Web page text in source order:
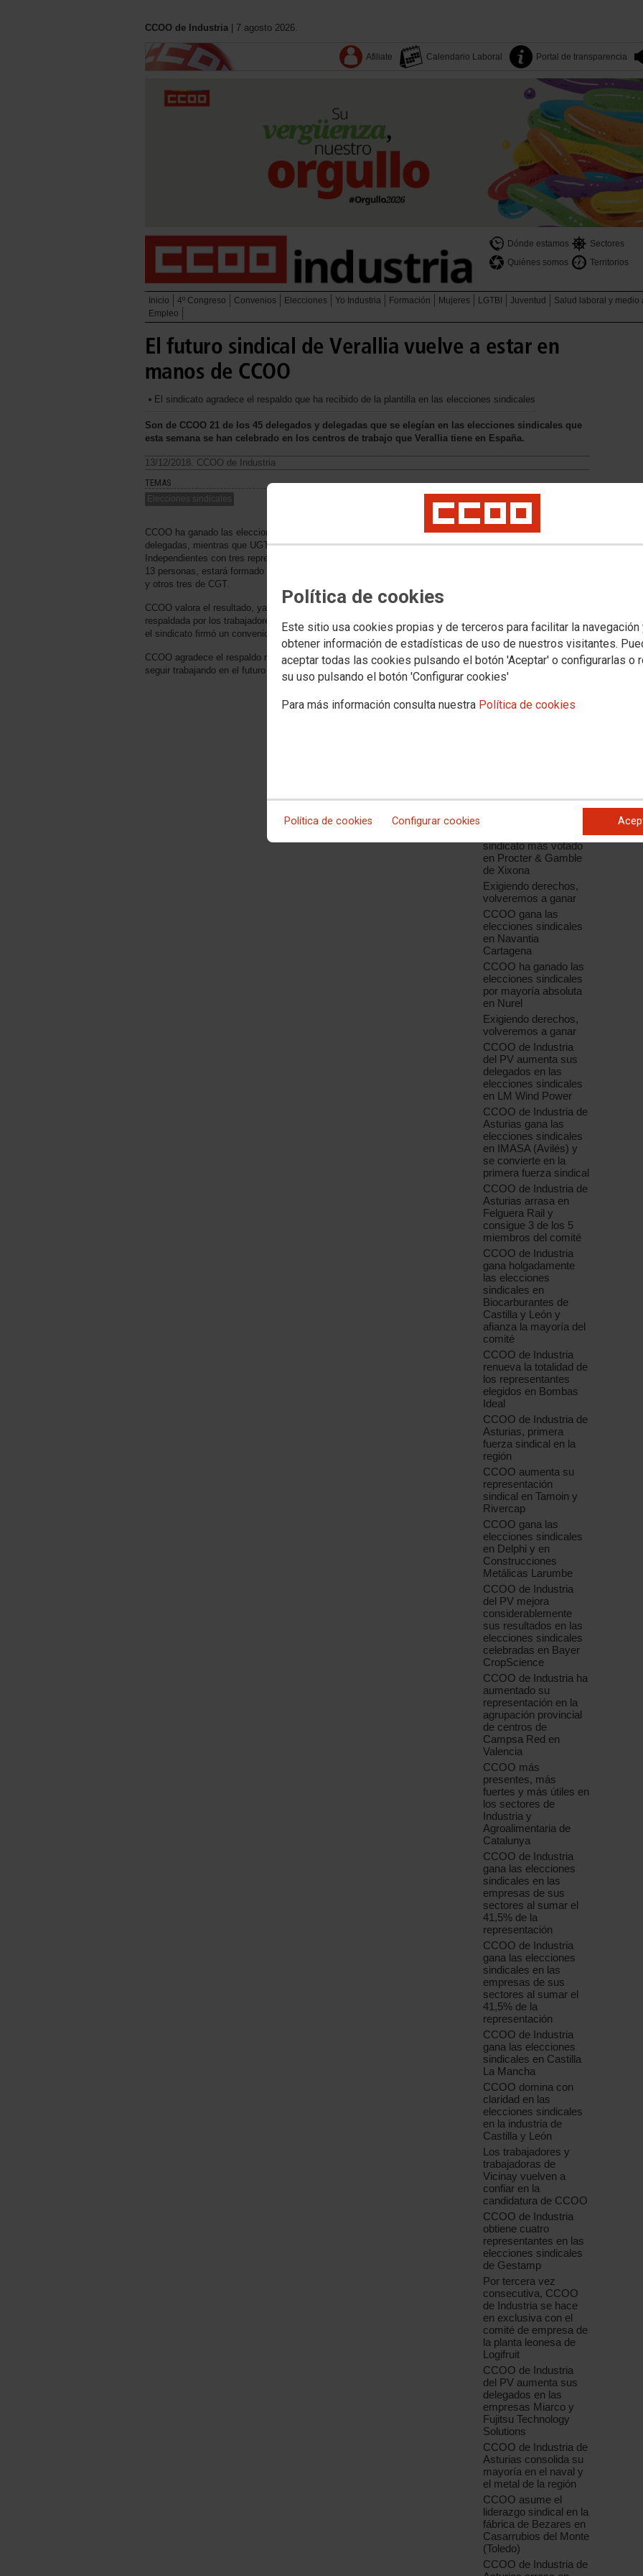
Política de cookies
Este sitio usa cookies propias y de terceros para facilitar la navegación
obtener información de estadísticas de uso de nuestros visitantes.
aceptar todas las cookies pulsando el botón 'Aceptar' o configurarlas o
su uso pulsando el botón 'Configurar cookies'
Para más información consulta nuestra Política de cookies
Política de cookies Configurar cookies
CCOO de Industria | 7 agosto 2026.
Afiliate Calendario Laboral Portal de transparencia
Dónde estamos Sectores
Quiénes somos
Territorios
Inicio 4º Congreso Convenios Elecciones Yo Industria Formación Mujeres LGTBI Juventud Salud laboral y medio
Empleo
El futuro sindical de Verallia vuelve a estar en
manos de CCOO
El sindicato agradece el respaldo que ha recibido de la plantilla en las elecciones sindicales
Son de CCOO 21 de los 45 delegados y delegadas que se elegían en las elecciones sindicales que
esta semana se han celebrado en los centros de trabajo que Verallia tiene en España.
13/12/2018. CCOO de Industria
TEMAS
Elecciones sindicales
CCOO ha ganado las elecciones sindicales en Verallia. Obtuvo 21 delegados y
delegadas, mientras que UGT se hizo con once, CGT con diez e
Independientes con tres representantes. El comité intercentros, integrado por
13 personas, estará formado por siete representantes de CCOO, tres de UGT
y otros tres de CGT.
CCOO valora el resultado, ya que confirma que su acción sindical ha sido
respaldada por los trabajadores y trabajadoras. Por primera vez en su historia,
el sindicato firmó un convenio colectivo en solitario.
CCOO agradece el respaldo recibido y reconoce que le llena de ilusión para
seguir trabajando en el futuro que ahora comienza.
CCOO se hace más
sindicato más votado
en Procter & Gamble
de Xixona
Exigiendo derechos,
volveremos a ganar
CCOO gana las
elecciones sindicales
en Navantia
Cartagena
CCOO ha ganado las
elecciones sindicales
por mayoría absoluta
en Nurel
Exigiendo derechos,
volveremos a ganar
CCOO de Industria
del PV aumenta sus
delegados en las
elecciones sindicales
en LM Wind Power
CCOO de Industria de
Asturias gana las
elecciones sindicales
en IMASA (Avilés) y
se convierte en la
primera fuerza sindical
CCOO de Industria de
Asturias arrasa en
Felguera Rail y
consigue 3 de los 5
miembros del comité
CCOO de Industria
gana holgadamente
las elecciones
sindicales en
Biocarburantes de
Castilla y León y
afianza la mayoría del
comité
CCOO de Industria
renueva la totalidad de
los representantes
elegidos en Bombas
Ideal
CCOO de Industria de
Asturias, primera
fuerza sindical en la
región
CCOO aumenta su
representación
sindical en Tamoin y
Rivercap
CCOO gana las
elecciones sindicales
en Delphi y en
Construcciones
Metálicas Larumbe
CCOO de Industria
del PV mejora
considerablemente
sus resultados en las
elecciones sindicales
celebradas en Bayer
CropScience
CCOO de Industria ha
aumentado su
representación en la
agrupación provincial
de centros de
Campsa Red en
Valencia
CCOO más
presentes, más
fuertes y más útiles en
los sectores de
Industria y
Agroalimentaria de
Catalunya
CCOO de Industria
gana las elecciones
sindicales en las
empresas de sus
sectores al sumar el
41,5% de la
representación
CCOO de Industria
gana las elecciones
sindicales en las
empresas de sus
sectores al sumar el
41,5% de la
representación
CCOO de Industria
gana las elecciones
sindicales en Castilla
La Mancha
CCOO domina con
claridad en las
elecciones sindicales
en la industria de
Castilla y León
Los trabajadores y
trabajadoras de
Vicinay vuelven a
confiar en la
candidatura de CCOO
CCOO de Industria
obtiene cuatro
representantes en las
elecciones sindicales
de Gestamp
Por tercera vez
consecutiva, CCOO
de Industria se hace
en exclusiva con el
comité de empresa de
la planta leonesa de
Logifruit
CCOO de Industria
del PV aumenta sus
delegados en las
empresas Miarco y
Fujitsu Technology
Solutions
CCOO de Industria de
Asturias consolida su
mayoría en el naval y
el metal de la región
CCOO asume el
liderazgo sindical en la
fábrica de Bezares en
Casarrubios del Monte
(Toledo)
CCOO de Industria de